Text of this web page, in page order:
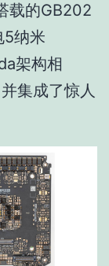
载的GB202
5纳米
架构相
集成了惊人